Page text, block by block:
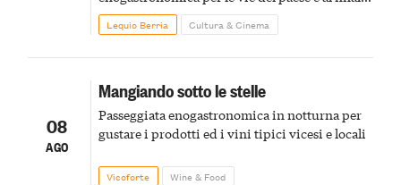
pirotecnico
Lequio Berria Cultura & Cinema
08
AGO
Mangiando sotto le stelle
Passeggiata enogastronomica in notturna per
gustare i prodotti ed i vini tipici vicesi e locali
Vicoforte Wine & Food